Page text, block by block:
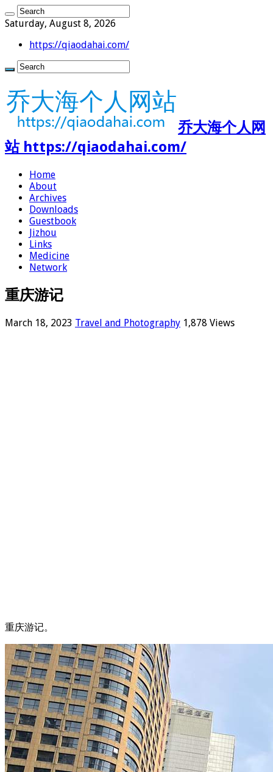
Saturday, August 8, 2026
https://qiaodahai.com/
乔大海个人网
站 https://qiaodahai.com/
Home
About
Archives
Downloads
Guestbook
Jizhou
Links
Medicine
Network
重庆游记
March 18, 2023 Travel and Photography 1,878 Views
重庆游记。